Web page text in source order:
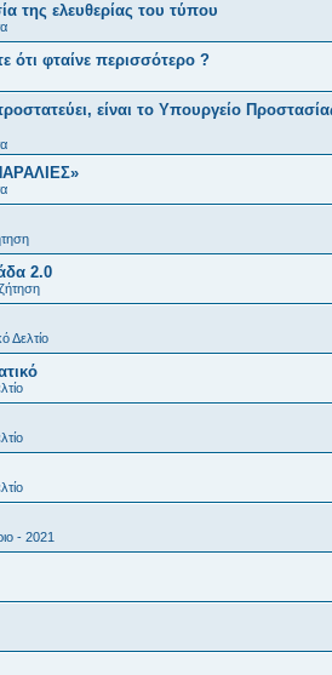
της ελευθερίας του τύπου
ότι φταίνε περισσότερο ?
είναι το Υπουργείο
2.0
Δελτίο
- 2021